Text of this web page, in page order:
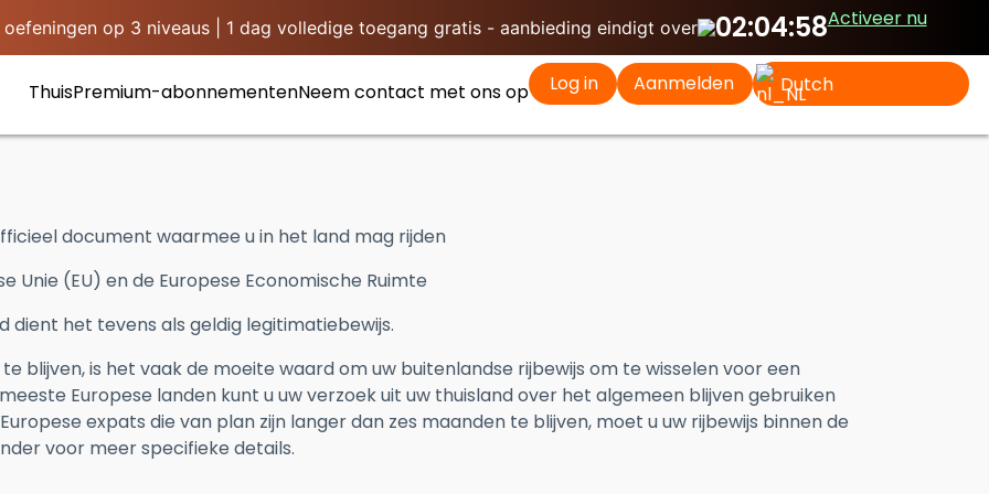
op 3 niveaus | 1 dag volledige toegang gratis - aanbieding eindigt over 02:04:57Activeer nu
ThuisPremium-abonnementenNeem contact met ons op Log in Aanmelden Dutch
document waarmee u in het land mag rijden
Unie (EU) en de Europese Economische Ruimte
dient het tevens als geldig legitimatiebewijs.
blijven, is het vaak de moeite waard om uw buitenlandse rijbewijs om te wisselen voor een
Europese landen kunt u uw verzoek uit uw thuisland over het algemeen blijven gebruiken
expats die van plan zijn langer dan zes maanden te blijven, moet u uw rijbewijs binnen de
voor meer specifieke details.